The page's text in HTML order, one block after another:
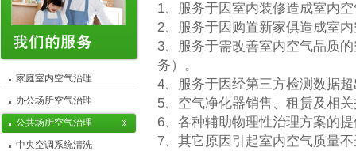
家庭室内空气治理
办公场所空气治理
公共场所空气治理
中央空调系统清洗
1、服务于因室内装修造成室内
2、服务于因购置新家俱造成室
3、服务于需改善室内空气品质
务）。
4、服务于因经第三方检测数据
5、空气净化器销售、租赁及相
6、各种辅助物理性治理方案的
7、其它原因引起室内空气质量